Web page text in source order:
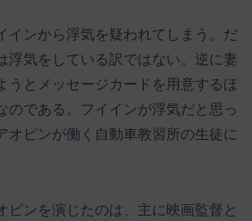
インから浮気を疑われてしまう。だ
浮気をしている訳ではない。逆に妻
うとメッセージカードを用意するほ
のである。フイインが浮気だと思っ
オピンが働く自動車教習所の生徒に
ピンを演じたのは、主に映画監督と